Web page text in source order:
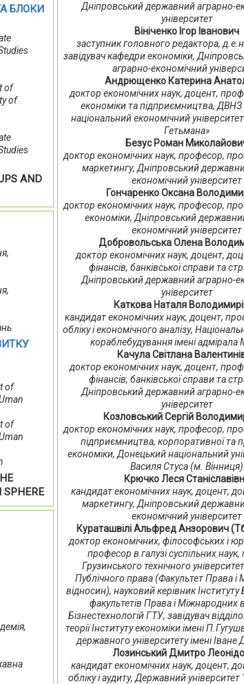
БЛОКИ
of
of
AND
of
of
SPHERE
Дніпровський державний аграрно-
університет
Вініченко Ігор Іванович
заступник головного редактора,
завідувач кафедри економіки,
аграрно-економічний
Андрющенко Катерина
доктор економічних наук, доцент,
економіки та підприємництва, ДВНЗ
національний економічний
Гетьмана»
Безус Роман
доктор економічних наук, професор,
маркетингу, Дніпровський
економічний університет
Гончаренко Оксана
доктор економічних наук, професор,
економіки, Дніпровський
економічний університет
Добровольська Олена
доктор економічних наук, доцент,
фінансів, банківської справи та
Дніпровський державний аграрно-
університет
Каткова Наталя
кандидат економічних наук, доцент,
обліку і економічного аналізу,
кораблебудування імені адмірала
Качула Світлана
доктор економічних наук, доцент,
фінансів, банківської справи та
Дніпровський державний аграрно-
університет
Козловський Сергій
доктор економічних наук, професор,
підприємництва, корпоративної та
економіки, Донецький національний
Василя Стуса (м. Вінниця)
Крючко Леся
кандидат економічних наук, доцент,
маркетингу, Дніпровський
економічний університет
Кураташвілі Альфред Анзорович
доктор економічних, філософських і
професор в галузі суспільних
Грузинського технічного
Публічного права (Факультет Права і
відносин), науковий керівник Інституту
факультетів Права і Міжнародних
Бізнестехнологій ГТУ, завідувач
теорії Інституту економіки імені
державного університету імені Іване
Лозинський Дмитро
кандидат економічних наук, доцент,
обліку і аудиту, Державний